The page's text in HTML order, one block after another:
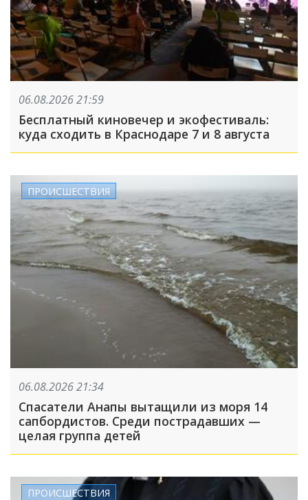
06.08.2026 21:59
Бесплатный киновечер и экофестиваль:
куда сходить в Краснодаре 7 и 8 августа
ПРОИСШЕСТВИЯ
06.08.2026 21:34
Спасатели Анапы вытащили из моря 14
сапбордистов. Среди пострадавших —
целая группа детей
ПРОИСШЕСТВИЯ